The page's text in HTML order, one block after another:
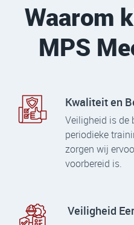
Waarom
MPS
Kwaliteit en
Veiligheid is de
periodieke
zorgen wij
voorbereid is.
Veiligheid